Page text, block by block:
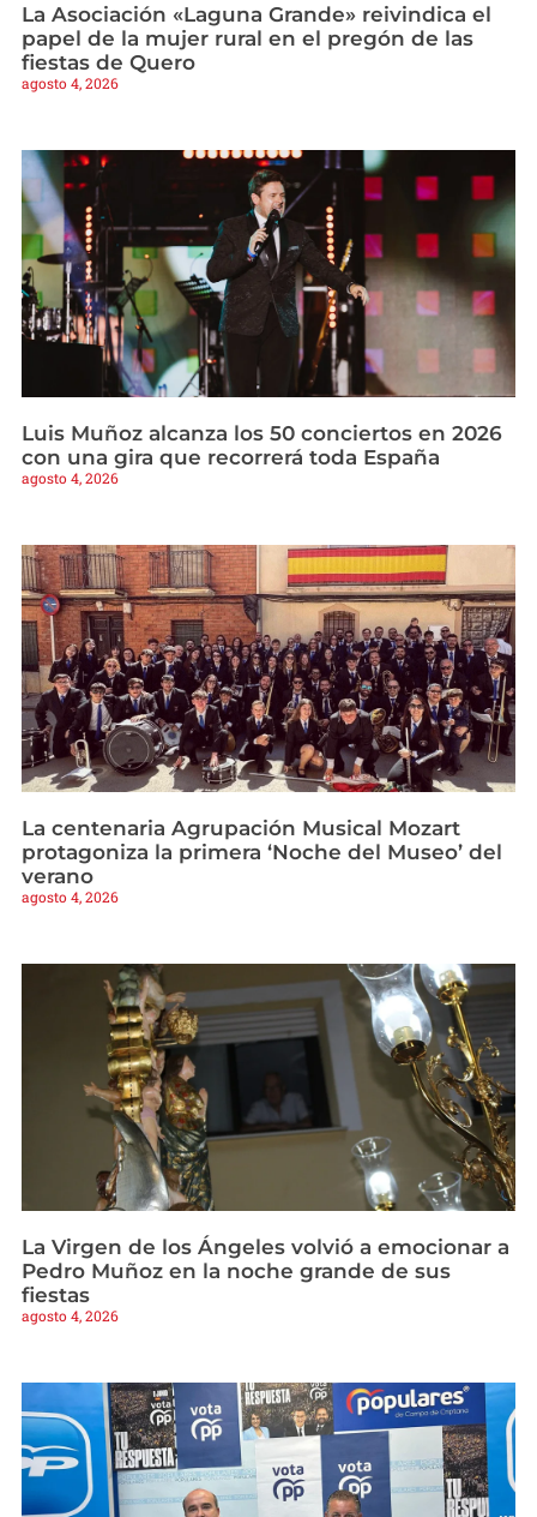
La Asociación «Laguna Grande» reivindica el
papel de la mujer rural en el pregón de las
fiestas de Quero
agosto 4, 2026
Luis Muñoz alcanza los 50 conciertos en 2026
con una gira que recorrerá toda España
agosto 4, 2026
La centenaria Agrupación Musical Mozart
protagoniza la primera ‘Noche del Museo’ del
verano
agosto 4, 2026
La Virgen de los Ángeles volvió a emocionar a
Pedro Muñoz en la noche grande de sus
fiestas
agosto 4, 2026